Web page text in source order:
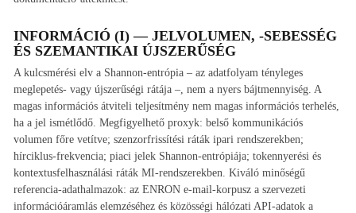
INFORMÁCIÓ (I) — JELVOLUMEN, -SEBESSÉG
ÉS SZEMANTIKAI ÚJSZERŰSÉG
A kulcsmérési elv a Shannon-entrópia – az adatfolyam tényleges
meglepetés- vagy újszerűségi rátája –, nem a nyers bájtmennyiség. A
magas információs átviteli teljesítmény nem magas információs terhelés,
ha a jel ismétlődő. Megfigyelhető proxyk: belső kommunikációs
volumen főre vetítve; szenzorfrissítési ráták ipari rendszerekben;
hírciklus-frekvencia; piaci jelek Shannon-entrópiája; tokennyerési és
kontextusfelhasználási ráták MI-rendszerekben. Kiváló minőségű
referencia-adathalmazok: az ENRON e-mail-korpusz a szervezeti
információáramlás elemzéséhez és közösségi hálózati API-adatok a